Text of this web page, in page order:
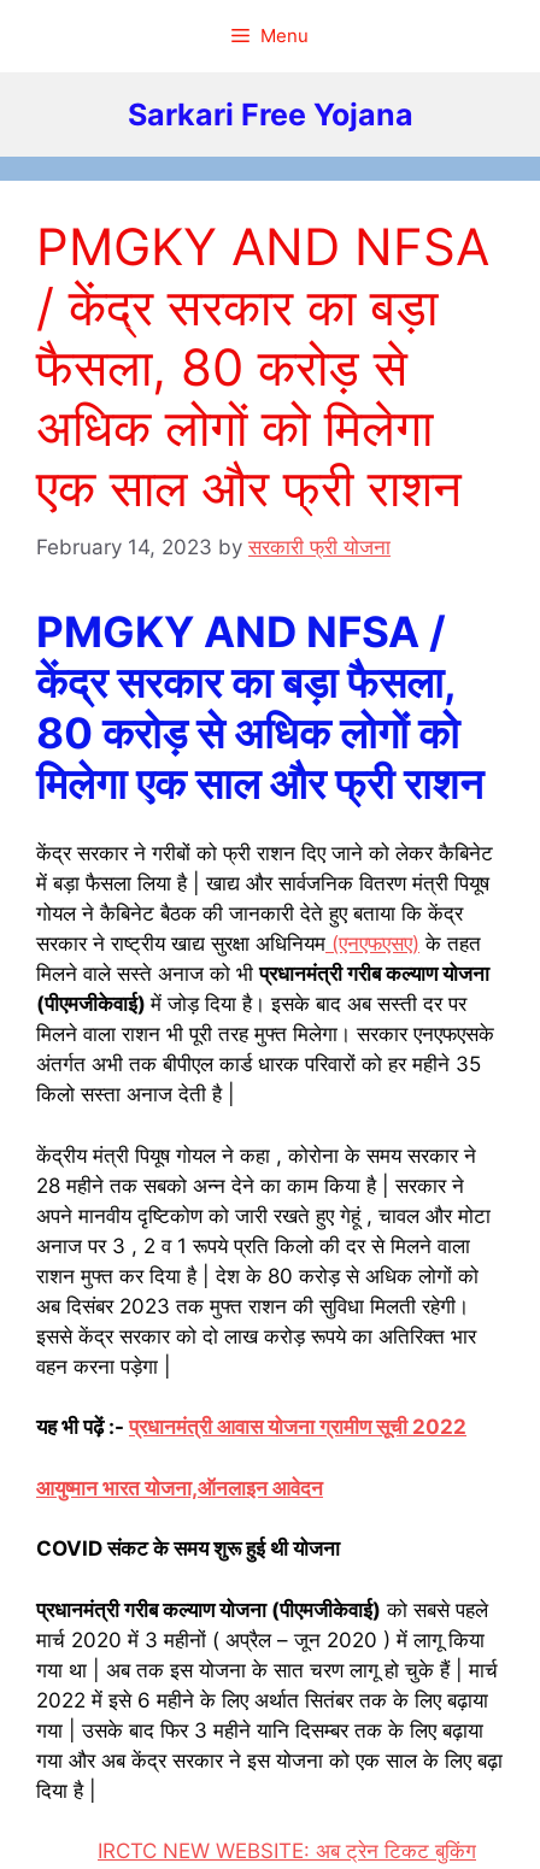
Menu
Sarkari Free Yojana
PMGKY AND NFSA
/ केंद्र सरकार का बड़ा
फैसला, 80 करोड़ से
अधिक लोगों को मिलेगा
एक साल और फ्री राशन
February 14, 2023 byसरकारी फ्री योजना
PMGKY AND NFSA /
केंद्र सरकार का बड़ा फैसला,
80 करोड़ से अधिक लोगों को
मिलेगा एक साल और फ्री राशन
केंद्र सरकार ने गरीबों को फ्री राशन दिए जाने को लेकर कैबिनेट
में बड़ा फैसला लिया है | खाद्य और सार्वजनिक वितरण मंत्री पियूष
गोयल ने कैबिनेट बैठक की जानकारी देते हुए बताया कि केंद्र
सरकार ने राष्ट्रीय खाद्य सुरक्षा अधिनियम (एनएफएसए) के तहत
मिलने वाले सस्ते अनाज को भीप्रधानमंत्री गरीब कल्याण योजना
(पीएमजीकेवाई)में जोड़ दिया है। इसके बाद अब सस्ती दर पर
मिलने वाला राशन भी पूरी तरह मुफ्त मिलेगा। सरकार एनएफएसके
अंतर्गत अभी तक बीपीएल कार्ड धारक परिवारों को हर महीने 35
किलो सस्ता अनाज देती है |
केंद्रीय मंत्री पियूष गोयल ने कहा , कोरोना के समय सरकार ने
28 महीने तक सबको अन्न देने का काम किया है | सरकार ने
अपने मानवीय दृष्टिकोण को जारी रखते हुए गेहूं , चावल और मोटा
अनाज पर 3 , 2 व 1 रूपये प्रति किलो की दर से मिलने वाला
राशन मुफ्त कर दिया है | देश के 80 करोड़ से अधिक लोगों को
अब दिसंबर 2023 तक मुफ्त राशन की सुविधा मिलती रहेगी।
इससे केंद्र सरकार को दो लाख करोड़ रूपये का अतिरिक्त भार
वहन करना पड़ेगा |
यह भी पढ़ें :-प्रधानमंत्री आवास योजना ग्रामीण सूची 2022
आयुष्मान भारत योजना,ऑनलाइन आवेदन
COVID संकट के समय शुरू हुई थी योजना
प्रधानमंत्री गरीब कल्याण योजना (पीएमजीकेवाई) को सबसे पहले
मार्च 2020 में 3 महीनों ( अप्रैल – जून 2020 ) में लागू किया
गया था | अब तक इस योजना के सात चरण लागू हो चुके हैं | मार्च
2022 में इसे 6 महीने के लिए अर्थात सितंबर तक के लिए बढ़ाया
गया | उसके बाद फिर 3 महीने यानि दिसम्बर तक के लिए बढ़ाया
गया और अब केंद्र सरकार ने इस योजना को एक साल के लिए बढ़ा
दिया है |
IRCTC NEW WEBSITE: अब ट्रेन टिकट बुकिंग